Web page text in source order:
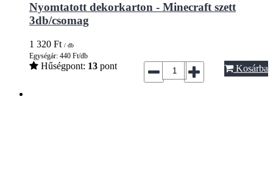
Nyomtatott dekorkarton - Minecraft szett
3db/csomag
1 320 Ft / db
Egységár: 440 Ft/db
Hűségpont: 13 pont Kosárba